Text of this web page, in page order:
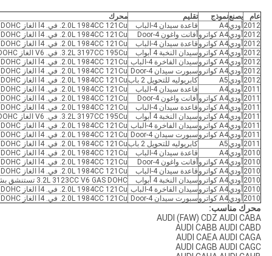
عام يصنعنموذج تقليم
محرك
2012 أوديA4 قاعدة سيدان 4-الباب
2.0L 1984CC 121Cu. في. l4 الغاز DOHC توربو
2012 أوديA4 كواترو أفانت واغون 4-Door
2.0L 1984CC 121Cu. في. l4 الغاز DOHC توربو
2012 أوديA4 كواترو قاعدة سيدان 4-الباب
2.0L 1984CC 121Cu. في. l4 الغاز DOHC توربو
2012 أوديA4 كواترو سيدان النخبة 4 أبواب
3.2L 3197CC 195Cu. في. V6 الغاز DOHC يستنشق بشكل طبيعي
2012 أوديA4 كواترو سيدان الفاخرة 4-الباب
2.0L 1984CC 121Cu. في. l4 الغاز DOHC توربو
2012 أوديA4 كواترو سبورت سيدان 4-Door
2.0L 1984CC 121Cu. في. l4 الغاز DOHC توربو
2012 أوديA5 كابريوليه للتحويل 2 باب
2.0L 1984CC 121Cu. في. l4 الغاز DOHC توربو
2011 أوديA4 قاعدة سيدان 4-الباب
2.0L 1984CC 121Cu. في. l4 الغاز DOHC توربو
2011 أوديA4 كواترو أفانت واغون 4-Door
2.0L 1984CC 121Cu. في. l4 الغاز DOHC توربو
2011 أوديA4 كواترو قاعدة سيدان 4-الباب
2.0L 1984CC 121Cu. في. l4 الغاز DOHC توربو
2011 أوديA4 كواترو سيدان النخبة 4 أبواب
3.2L 3197CC 195Cu. في. V6 الغاز DOHC يستنشق بشكل طبيعي
2011 أوديA4 كواترو سيدان الفاخرة 4-الباب
2.0L 1984CC 121Cu. في. l4 الغاز DOHC توربو
2011 أوديA4 كواترو سبورت سيدان 4-Door
2.0L 1984CC 121Cu. في. l4 الغاز DOHC توربو
2011 أوديA5 كابريوليه للتحويل 2 باب
2.0L 1984CC 121Cu. في. l4 الغاز DOHC توربو
2010 أوديA4 قاعدة سيدان 4-الباب
2.0L 1984CC 121Cu. في. l4 الغاز DOHC توربو
2010 أوديA4 كواترو أفانت واغون 4-Door
2.0L 1984CC 121Cu. في. l4 الغاز DOHC توربو
2010 أوديA4 كواترو قاعدة سيدان 4-الباب
2.0L 1984CC 121Cu. في. l4 الغاز DOHC توربو
2010 أوديA4 كواترو سيدان النخبة 4 أبواب
3.2L 3123CC V6 GAS DOHC تستنشق بشكل طبيعي
2010 أوديA4 كواترو سيدان الفاخرة 4-الباب
2.0L 1984CC 121Cu. في. l4 الغاز DOHC توربو
2010 أوديA4 كواترو سبورت سيدان 4-Door 2.0L 1984CC 121Cu. في. l4 الغاز DOHC توربو
محرك مناسب:
AUDI (FAW) CDZ AUDI CABA
AUDI CABB AUDI CABD
AUDI CAEA AUDI CAGA
AUDI CAGB AUDI CAGC